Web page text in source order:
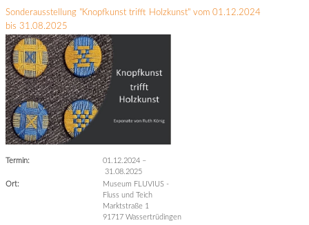
Sonderausstellung "Knopfkunst trifft Holzkunst" vom 01.12.2024
bis 31.08.2025
Termin: 01.12.2024 –
31.08.2025
Ort:
Museum FLUVIUS -
Fluss und Teich
Marktstraße 1
91717 Wassertrüdingen